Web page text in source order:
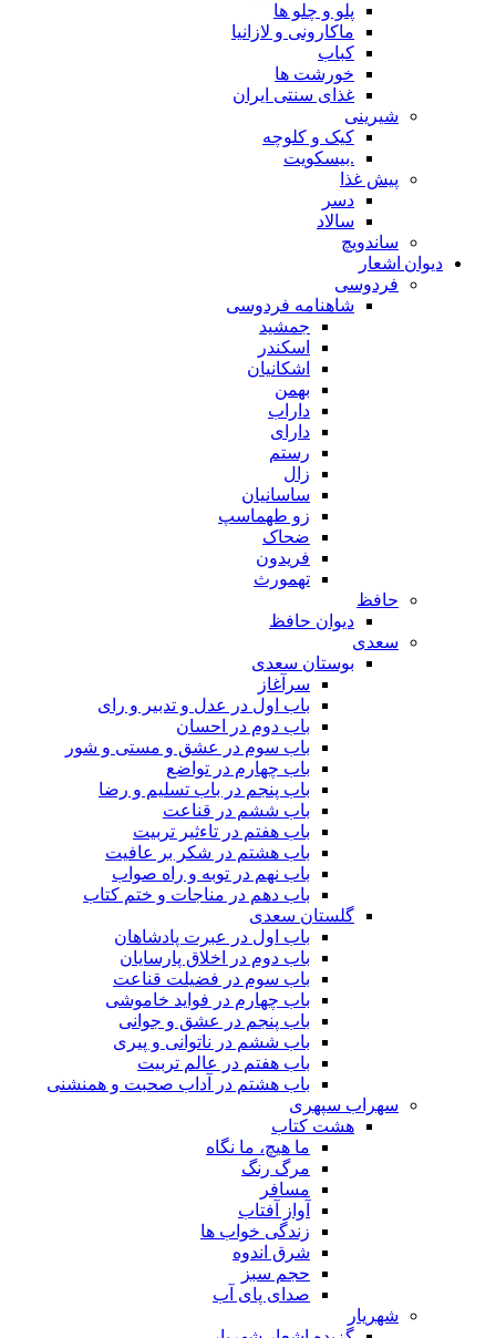
پلو و چلو ها
ماکارونی و لازانیا
کباب
خورشت ها
غذای سنتی ایران
شیرینی
کیک و کلوچه
.بیسکویت
پیش غذا
دسر
سالاد
ساندویچ
دیوان اشعار
فردوسی
شاهنامه فردوسی
جمشید
اسکندر
اشکانیان
بهمن
داراب
دارای
رستم
زال
ساسانیان
زو طهماسپ‏
ضحاک
فریدون
تهمورث
حافظ
دیوان حافظ
سعدی
بوستان سعدی
سرآغاز
باب اول در عدل و تدبیر و رای
باب دوم در احسان
باب سوم در عشق و مستی و شور
باب چهارم در تواضع
باب پنجم در باب تسلیم و رضا
باب ششم در قناعت
باب هفتم در تاءثیر تربیت
باب هشتم در شکر بر عافیت
باب نهم در توبه و راه صواب
باب دهم در مناجات و ختم کتاب
گلستان سعدی
باب اول در عبرت پادشاهان
باب دوم در اخلاق پارسایان
باب سوم در فضیلت قناعت
باب چهارم در فواید خاموشى
باب پنجم در عشق و جوانى
باب ششم در ناتوانى و پیرى
باب هفتم در عالم تربیت
باب هشتم در آداب صحبت و همنشنى
سهراب سپهری
هشت کتاب
ما هیچ، ما نگاه
مرگ رنگ
مسافر
آواز آفتاب
زندگی خواب ها
شرق اندوه
حجم سبز
صدای پای آب
شهریار